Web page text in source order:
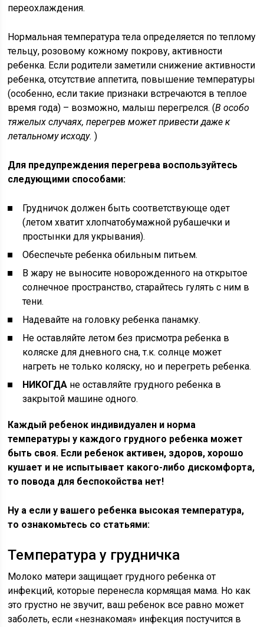
переохлаждения.
Нормальная температура тела определяется по теплому
тельцу, розовому кожному покрову, активности
ребенка. Если родители заметили снижение активности
ребенка, отсутствие аппетита, повышение температуры
(особенно, если такие признаки встречаются в теплое
время года) – возможно, малыш перегрелся. (В особо
тяжелых случаях, перегрев может привести даже к
летальному исходу. )
Для предупреждения перегрева воспользуйтесь
следующими способами:
Грудничок должен быть соответствующе одет
(летом хватит хлопчатобумажной рубашечки и
простынки для укрывания).
Обеспечьте ребенка обильным питьем.
В жару не выносите новорожденного на открытое
солнечное пространство, старайтесь гулять с ним в
тени.
Надевайте на головку ребенка панамку.
Не оставляйте летом без присмотра ребенка в
коляске для дневного сна, т.к. солнце может
нагреть не только коляску, но и перегреть ребенка.
НИКОГДА не оставляйте грудного ребенка в
закрытой машине одного.
Каждый ребенок индивидуален и норма
температуры у каждого грудного ребенка может
быть своя. Если ребенок активен, здоров, хорошо
кушает и не испытывает какого-либо дискомфорта,
то повода для беспокойства нет!
Ну а если у вашего ребенка высокая температура,
то ознакомьтесь со статьями:
Температура у грудничка
Молоко матери защищает грудного ребенка от
инфекций, которые перенесла кормящая мама. Но как
это грустно не звучит, ваш ребенок все равно может
заболеть, если «незнакомая» инфекция постучится в